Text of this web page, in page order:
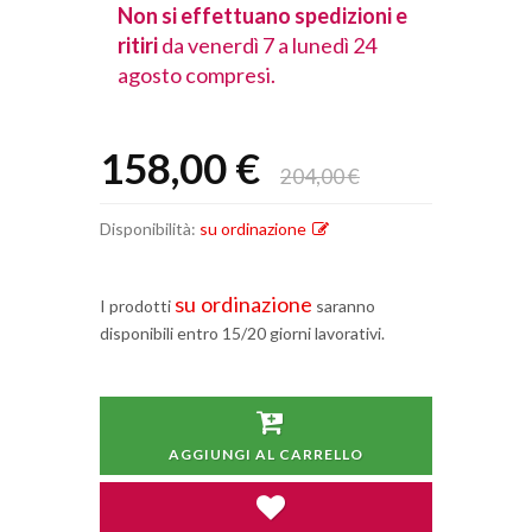
Non si effettuano spedizioni e
ritirida venerdì 7 a lunedì 24
agosto compresi.
158,00 € 204,00 €
Disponibilità: su ordinazione
I prodotti su ordinazione saranno
disponibili entro 15/20 giorni lavorativi.
AGGIUNGI AL CARRELLO